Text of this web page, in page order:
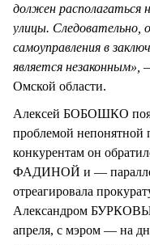
должен располагаться
улицы. Следовательно,
самоуправления в
является незаконным»,
Омской области.
Алексей БОБОШКО
проблемой
конкурентам он
ФАДИНОЙ и —
отреагировала
Александром
апреля, с мэром — на